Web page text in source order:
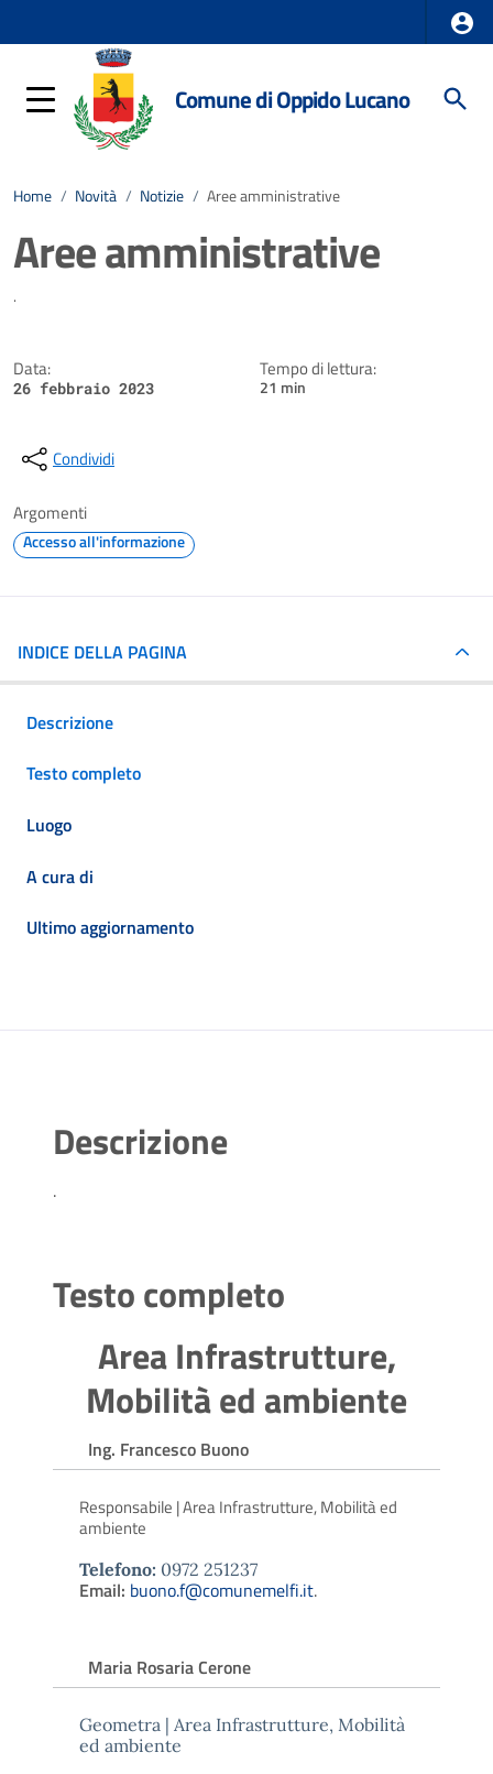
Comune di Oppido Lucano
Home / Novità / Notizie / Aree amministrative
Aree amministrative
Dettagli della notizia
.
Data:
26 febbraio 2023
Tempo di lettura:
21 min
Condividi
Argomenti
Accesso all'informazione
INDICE DELLA PAGINA
Descrizione
Testo completo
Luogo
A cura di
Ultimo aggiornamento
Descrizione
.
Testo completo
Area Infrastrutture,
Mobilità ed ambiente
Ing. Francesco Buono
Responsabile | Area Infrastrutture, Mobilità ed
ambiente
Telefono: 0972 251237
Email: buono.f@comunemelfi.it.
Maria Rosaria Cerone
Geometra | Area Infrastrutture, Mobilità
ed ambiente